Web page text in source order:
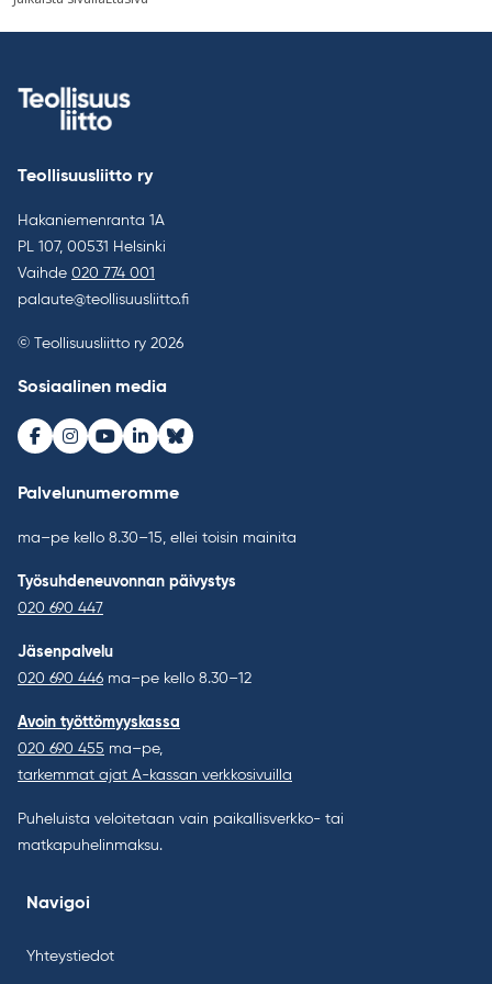
Teollisuusliitto ry
Hakaniemenranta 1A
PL 107, 00531 Helsinki
Vaihde 020 774 001
palaute@teollisuusliitto.fi
© Teollisuusliitto ry 2026
Sosiaalinen media
Facebook
Instagram
Youtube
LinkedInBluesky
Palvelunumeromme
ma–pe kello 8.30–15, ellei toisin mainita
Työsuhdeneuvonnan päivystys
020 690 447
Jäsenpalvelu
020 690 446 ma–pe kello 8.30–12
Avoin työttömyyskassa
020 690 455 ma–pe,
tarkemmat ajat A-kassan verkkosivuilla
Puheluista veloitetaan vain paikallisverkko- tai
matkapuhelinmaksu.
Navigoi
Yhteystiedot